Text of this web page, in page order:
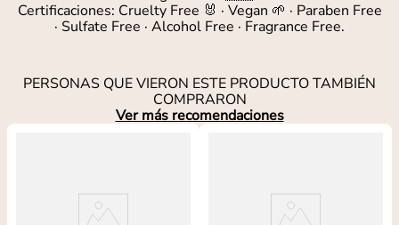
Certificaciones: Cruelty Free 🐰 · Vegan 🌱 · Paraben Free
· Sulfate Free · Alcohol Free · Fragrance Free.
PERSONAS QUE VIERON ESTE PRODUCTO TAMBIÉN
COMPRARON
Ver más recomendaciones